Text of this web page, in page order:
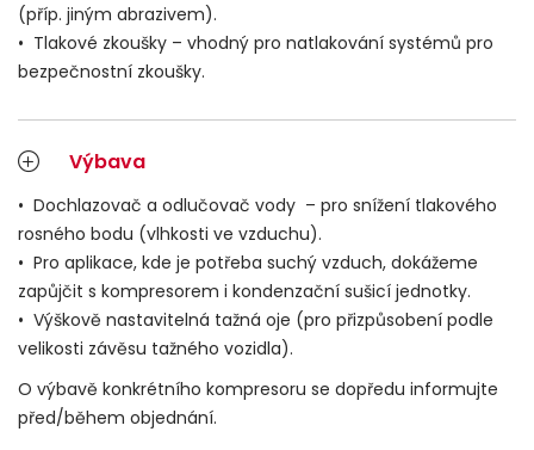
(příp. jiným abrazivem).
• Tlakové zkoušky – vhodný pro natlakování systémů pro
bezpečnostní zkoušky.
Výbava
• Dochlazovač a odlučovač vody – pro snížení tlakového
rosného bodu (vlhkosti ve vzduchu).
• Pro aplikace, kde je potřeba suchý vzduch, dokážeme
zapůjčit s kompresorem i kondenzační sušicí jednotky.
• Výškově nastavitelná tažná oje (pro přizpůsobení podle
velikosti závěsu tažného vozidla).
O výbavě konkrétního kompresoru se dopředu informujte
před/během objednání.